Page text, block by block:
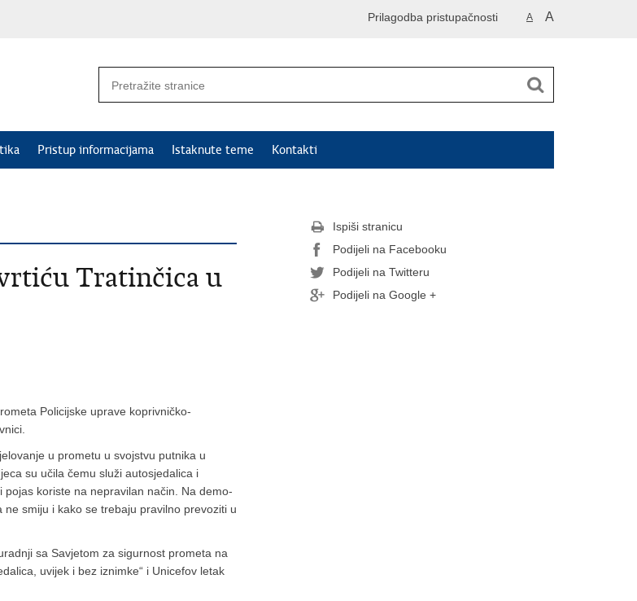
A A
Prilagodba pristupačnosti
Pristup informacijama Istaknute teme Kontakti
Tratinčica u
Policijske uprave koprivničko-
u prometu u svojstvu putnika u
su učila čemu služi autosjedalica i
koriste na nepravilan način. Na demo-
smiju i kako se trebaju pravilno prevoziti u
sa Savjetom za sigurnost prometa na
uvijek i bez iznimke“ i Unicefov letak
Ispiši stranicu
Podijeli na Facebooku
Podijeli na Twitteru
Podijeli na Google +